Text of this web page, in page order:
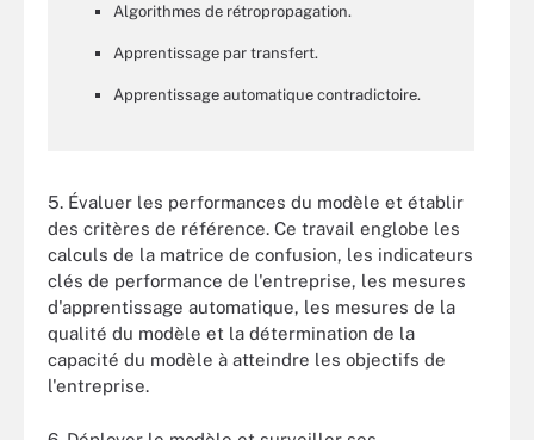
Algorithmes de rétropropagation.
Apprentissage par transfert.
Apprentissage automatique contradictoire.
5. Évaluer les performances du modèle et établir
des critères de référence. Ce travail englobe les
calculs de la matrice de confusion, les indicateurs
clés de performance de l'entreprise, les mesures
d'apprentissage automatique, les mesures de la
qualité du modèle et la détermination de la
capacité du modèle à atteindre les objectifs de
l'entreprise.